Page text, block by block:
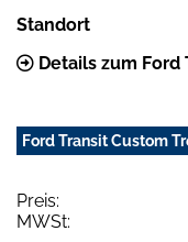
Standort
Details zum Ford
Ford Transit Custom
Preis:
MWSt: